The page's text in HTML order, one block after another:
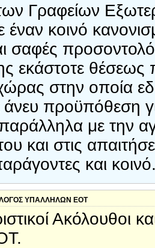
Γραφείων
έναν κοινό
σαφές
εκάστοτε
στην οποία
προϋπόθεση
με την
και στις
και
ΥΠΑΛΛΗΛΩΝ ΕΟΤ
Ακόλουθοι